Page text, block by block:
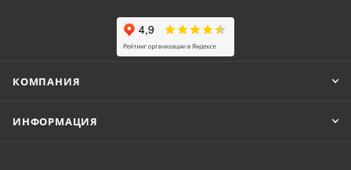
КОМПАНИЯ
ИНФОРМАЦИЯ